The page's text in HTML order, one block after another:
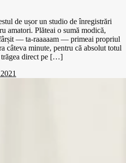
de ușor un studio de înregistrări
amatori. Plăteai o sumă modică,
— ta-raaaaam — primeai propriul
câteva minute, pentru că absolut totul
trăgea direct pe […]